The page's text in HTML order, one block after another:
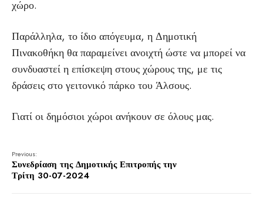
χώρο.
Παράλληλα, το ίδιο απόγευμα, η Δημοτική
Πινακοθήκη θα παραμείνει ανοιχτή ώστε να μπορεί να
συνδυαστεί η επίσκεψη στους χώρους της, με τις
δράσεις στο γειτονικό πάρκο του Άλσους.
Γιατί οι δημόσιοι χώροι ανήκουν σε όλους μας.
Previous:
Συνεδρίαση της Δημοτικής Επιτροπής την
Τρίτη 30-07-2024